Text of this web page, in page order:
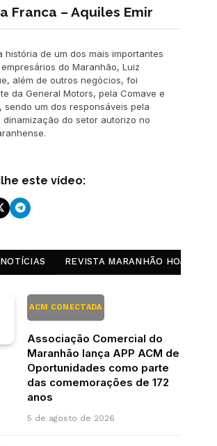
Franca – Aquiles Emir
história de um dos mais importantes
do Maranhão, Luiz
além de outros negócios, foi
da General Motors, pela Comave e
sendo um dos responsáveis pela
dinamização do setor autorizo no
este vídeo:
REVISTA MARANHÃO HOJE
ACM CONECTADA
Associação Comercial do
Maranhão lança APP ACM de
Oportunidades como parte
das comemorações de 172
anos
5 de agosto de 2026